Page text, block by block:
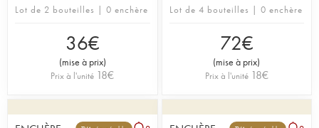
Lot de 2 bouteilles | 0 enchère
36€
(mise à prix)
Prix à l'unité 18€
Lot de 4 bouteilles | 0 enchère
72€
(mise à prix)
Prix à l'unité 18€